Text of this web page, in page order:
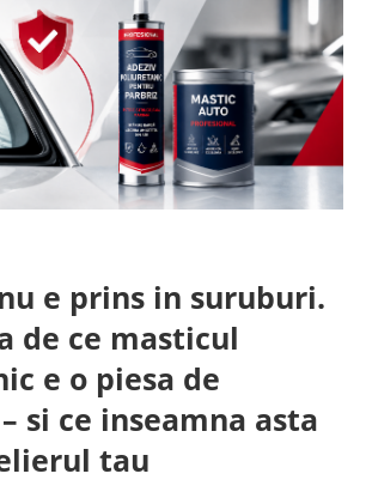
e prins in suruburi.
de ce masticul
e o piesa de
si ce inseamna asta
tau